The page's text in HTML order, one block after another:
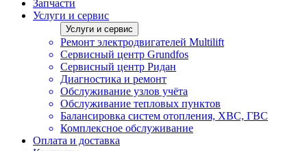
Запчасти
Услуги и сервис
Услуги и сервис
Ремонт электродвигателей Multilift
Сервисный центр Grundfos
Сервисный центр Ридан
Диагностика и ремонт
Обслуживание узлов учёта
Обслуживание тепловых пунктов
Балансировка систем отопления, ХВС, ГВС
Комплексное обслуживание
Оплата и доставка